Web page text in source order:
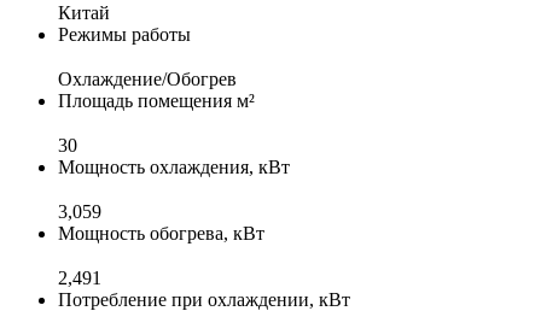
Китай
Режимы работы
Охлаждение/Обогрев
Площадь помещения м²
30
Мощность охлаждения, кВт
3,059
Мощность обогрева, кВт
2,491
Потребление при охлаждении, кВт